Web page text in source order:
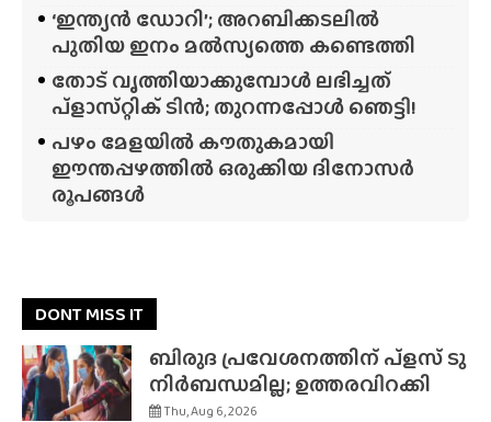
‘ഇന്ത്യൻ ഡോറി’; അറബിക്കടലിൽ
പുതിയ ഇനം മൽസ്യത്തെ കണ്ടെത്തി
തോട് വൃത്തിയാക്കുമ്പോൾ ലഭിച്ചത്
പ്‌ളാസ്‌റ്റിക് ടിൻ; തുറന്നപ്പോൾ ഞെട്ടി!
പഴം മേളയിൽ കൗതുകമായി
ഈന്തപ്പഴത്തിൽ ഒരുക്കിയ ദിനോസർ
രൂപങ്ങൾ
DONT MISS IT
ബിരുദ പ്രവേശനത്തിന് പ്ളസ് ടു
നിർബന്ധമില്ല; ഉത്തരവിറക്കി
Thu, Aug 6, 2026